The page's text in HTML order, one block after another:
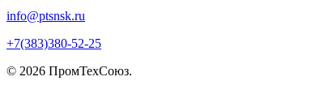
info@ptsnsk.ru
+7(383)380-52-25
© 2026 ПромТехСоюз.